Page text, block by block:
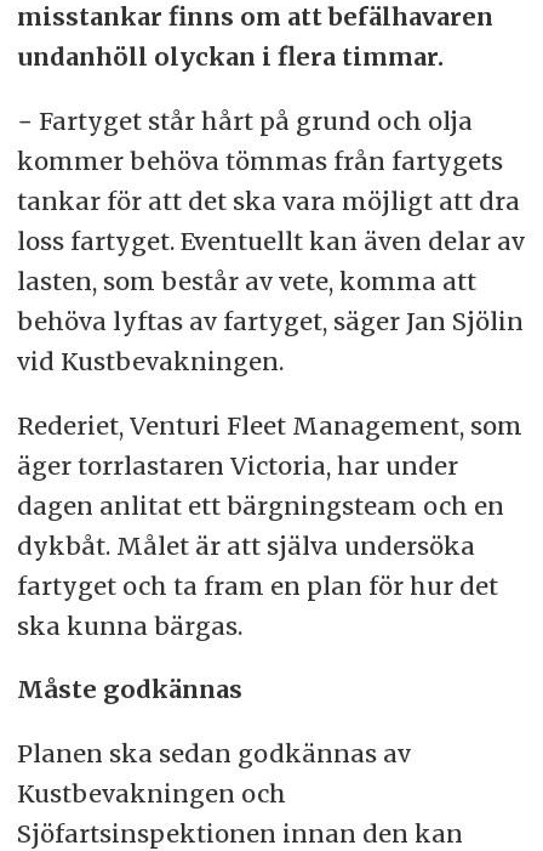
misstankar finns om att befälhavaren
undanhöll olyckan i flera timmar.
− Fartyget står hårt på grund och olja
kommer behöva tömmas från fartygets
tankar för att det ska vara möjligt att dra
loss fartyget. Eventuellt kan även delar av
lasten, som består av vete, komma att
behöva lyftas av fartyget, säger Jan Sjölin
vid Kustbevakningen.
Rederiet, Venturi Fleet Management, som
äger torrlastaren Victoria, har under
dagen anlitat ett bärgningsteam och en
dykbåt. Målet är att själva undersöka
fartyget och ta fram en plan för hur det
ska kunna bärgas.
Måste godkännas
Planen ska sedan godkännas av
Kustbevakningen och
Sjöfartsinspektionen innan den kan